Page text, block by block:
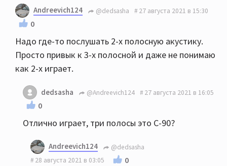
Andreevich124 @dedsasha 27 августа 2021 в 15:30
0
Надо где-то послушать 2-х полосную акустику.
Просто привык к 3-х полосной и даже не понимаю
как 2-х играет.
dedsasha @Andreevich124 27 августа 2021 в 16:05
0
Отлично играет, три полосы это С-90?
Andreevich124
@dedsasha
28 августа 2021 в 03:05
0